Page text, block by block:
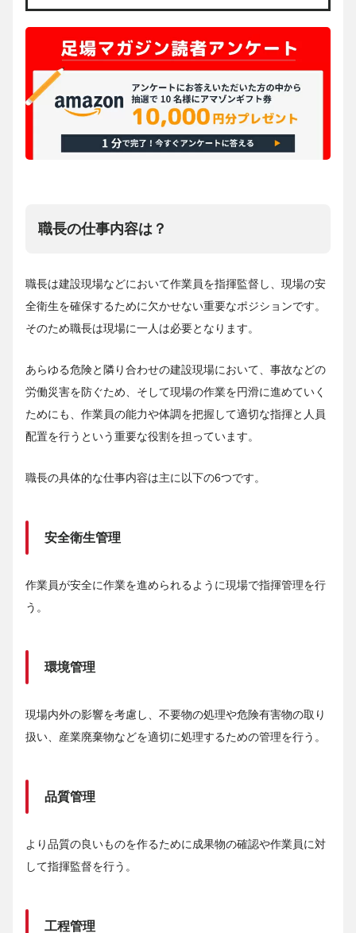
職長の仕事内容は？
職長は建設現場などにおいて作業員を指揮監督し、現場の安
全衛生を確保するために欠かせない重要なポジションです。
そのため職長は現場に一人は必要となります。
あらゆる危険と隣り合わせの建設現場において、事故などの
労働災害を防ぐため、そして現場の作業を円滑に進めていく
ためにも、作業員の能力や体調を把握して適切な指揮と人員
配置を行うという重要な役割を担っています。
職長の具体的な仕事内容は主に以下の6つです。
安全衛生管理
作業員が安全に作業を進められるように現場で指揮管理を行
う。
環境管理
現場内外の影響を考慮し、不要物の処理や危険有害物の取り
扱い、産業廃棄物などを適切に処理するための管理を行う。
品質管理
より品質の良いものを作るために成果物の確認や作業員に対
して指揮監督を行う。
工程管理